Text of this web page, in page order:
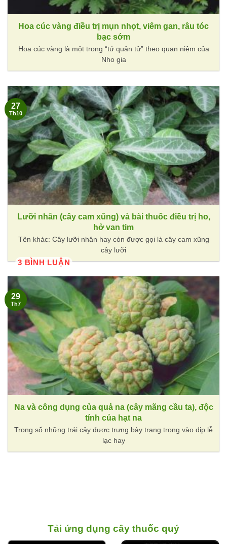
Hoa cúc vàng điều trị mụn nhọt, viêm gan, râu tóc
bạc sớm
Hoa cúc vàng là một trong “tứ quân tử” theo quan niệm của
Nho gia
Lưỡi nhân (cây cam xũng) và bài thuốc điều trị ho,
hở van tim
Tên khác: Cây lưỡi nhân hay còn được gọi là cây cam xũng
cây lưỡi
3 BÌNH LUẬN
27
Th10
Na và công dụng của quả na (cây mãng cầu ta), độc
tính của hạt na
Trong số những trái cây được trưng bày trang trọng vào dịp lễ
lạc hay
29
Th7
Tải ứng dụng cây thuốc quý